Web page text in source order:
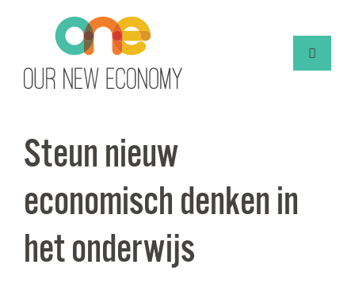
Steun nieuw
economisch denken in
het onderwijs